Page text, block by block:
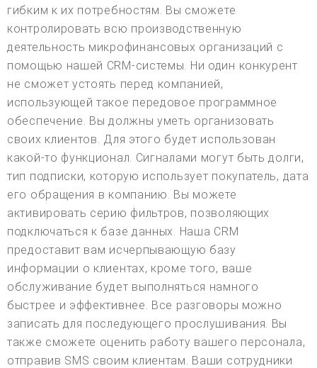
гибким к их потребностям. Вы сможете
контролировать всю производственную
деятельность микрофинансовых организаций с
помощью нашей CRM-системы. Ни один конкурент
не сможет устоять перед компанией,
использующей такое передовое программное
обеспечение. Вы должны уметь организовать
своих клиентов. Для этого будет использован
какой-то функционал. Сигналами могут быть долги,
тип подписки, которую использует покупатель, дата
его обращения в компанию. Вы можете
активировать серию фильтров, позволяющих
подключаться к базе данных. Наша CRM
предоставит вам исчерпывающую базу
информации о клиентах, кроме того, ваше
обслуживание будет выполняться намного
быстрее и эффективнее. Все разговоры можно
записать для последующего прослушивания. Вы
также сможете оценить работу вашего персонала,
отправив SMS своим клиентам. Ваши сотрудники